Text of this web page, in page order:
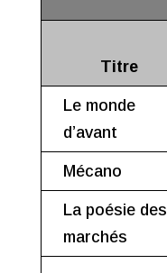
Titre
Le monde
d’avant
Mécano
La poésie des
marchés